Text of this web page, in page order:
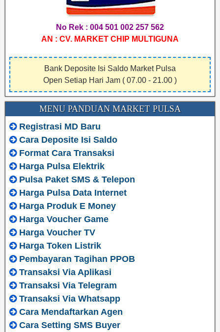
No Rek : 004 501 002 257 562
AN : CV. MARKET CHIP MULTIGUNA
Bank Deposite Isi Saldo Market Pulsa
Open Setiap Hari Jam ( 07.00 - 21.00 )
MENU PANDUAN MARKET PULSA
Registrasi MD Baru
Cara Deposite Isi Saldo
Format Cara Transaksi
Harga Pulsa Elektrik
Pulsa Paket SMS & Telepon
Harga Pulsa Data Internet
Harga Produk E Money
Harga Voucher Game
Harga Voucher TV
Harga Token Listrik
Pembayaran Tagihan PPOB
Transaksi Via Aplikasi
Transaksi Via Telegram
Transaksi Via Whatsapp
Cara Mendaftarkan Agen
Cara Setting SMS Buyer